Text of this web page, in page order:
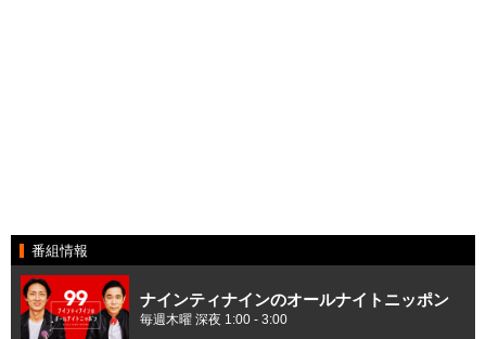
番組情報
ナインティナインのオールナイトニッポン
毎週木曜 深夜 1:00 - 3:00